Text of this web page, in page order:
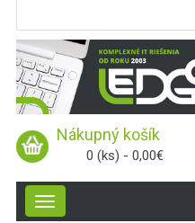
Nákupný košík
0 (ks) - 0,00€
Toggle